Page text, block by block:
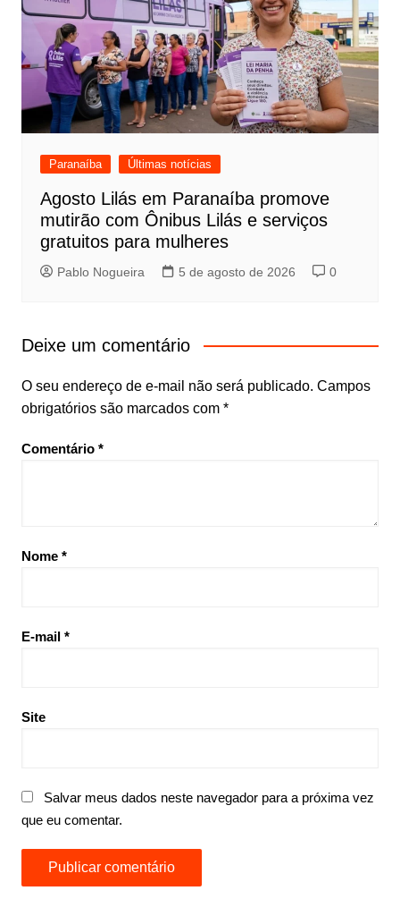
Paranaíba Últimas notícias
Agosto Lilás em Paranaíba promove
mutirão com Ônibus Lilás e serviços
gratuitos para mulheres
Pablo Nogueira 5 de agosto de 2026 0
Deixe um comentário
O seu endereço de e-mail não será publicado. Campos
obrigatórios são marcados com *
Comentário *
Nome *
E-mail *
Site
Salvar meus dados neste navegador para a próxima vez
que eu comentar.